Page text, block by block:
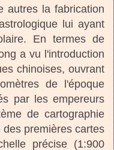
autres la fabrication
lui ayant
En termes de
a vu l'introduction
chinoises, ouvrant
de l'époque
par les empereurs
de cartographie
premières cartes
précise (1:900